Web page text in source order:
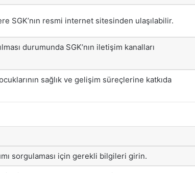
SGK’nın resmi internet sitesinden ulaşılabilir.
durumunda SGK’nın iletişim kanalları
sağlık ve gelişim süreçlerine katkıda
sorgulaması için gerekli bilgileri girin.